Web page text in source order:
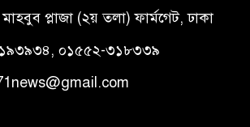
প্লাজা (২য় তলা) ফার্মগেট, ঢাকা
০১৫৫২-৩১৮৩৩৯